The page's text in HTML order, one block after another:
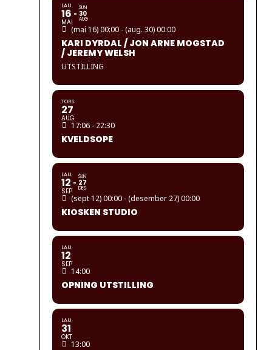
LAU
16
MAI
SUN
30
AUG
(mai 16) 00:00 - (aug. 30) 00:00
KARI DYRDAL / JON ARNE MOGSTAD
/ JEREMY WELSH
UTSTILLING
TORS
27
AUG
17:06 - 22:30
KVELDSOPE
LAU
12
SEP
SUN
27
DES
(sept 12) 00:00 - (desember 27) 00:00
KIOSKEN STUDIO
LAU
12
SEP
14:00
OPNING UTSTILLING
LAU
31
OKT
13:00